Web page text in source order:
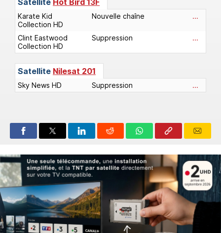
Karate Kid
Collection HD
Nouvelle chaîne ...
Clint Eastwood
Collection HD
Suppression ...
Satellite Nilesat 201
Sky News HD Suppression ...